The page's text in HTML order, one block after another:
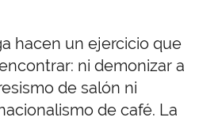
hacen un ejercicio que
ni demonizar a
de salón ni
de café. La